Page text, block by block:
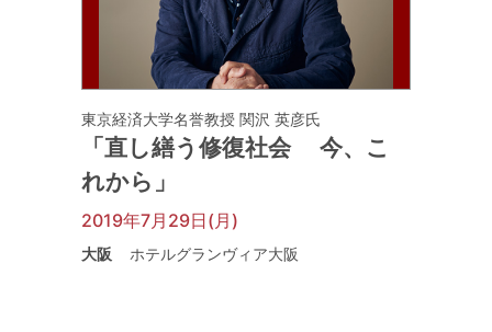
東京経済大学名誉教授 関沢 英彦氏
「直し繕う修復社会 今、こ
れから」
2019年7月29日(月)
大阪 ホテルグランヴィア大阪